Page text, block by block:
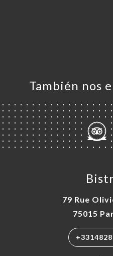
También nos
79 Rue
75015